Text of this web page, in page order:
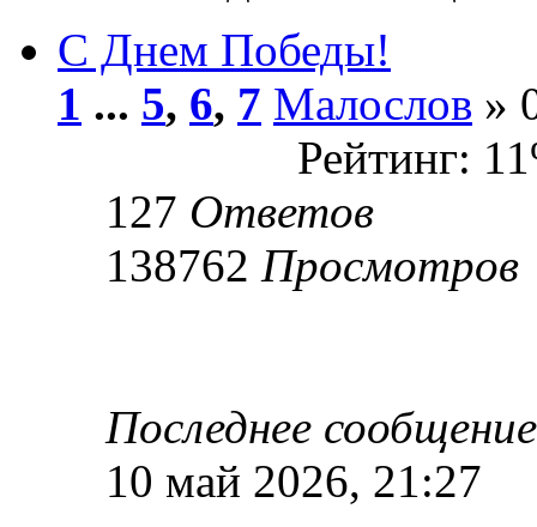
С Днем Победы!
1 ... 5, 6, 7 Малослов »
Рейтинг:
127 Ответов
138762 Просмотров
Последнее
10 май 2026, 21:27